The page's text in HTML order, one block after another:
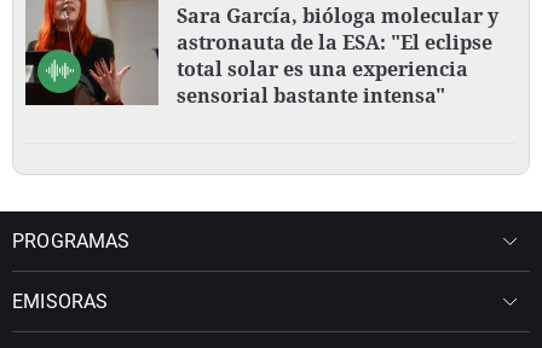
Sara García, bióloga molecular y
astronauta de la ESA: "El eclipse
total solar es una experiencia
sensorial bastante intensa"
PROGRAMAS
EMISORAS